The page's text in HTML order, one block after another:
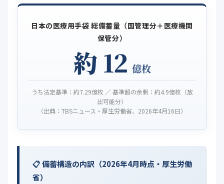
日本の医療用手袋 総備蓄量（国管理分＋医療機関
保管分）
約 12 億枚
うち法定基準：約7.29億枚 ／ 基準超の余剰：約4.9億枚（放
出可能分）
（出典：TBSニュース・厚生労働省、2026年4月16日）
備蓄構造の内訳（2026年4月時点・厚生労働
省）